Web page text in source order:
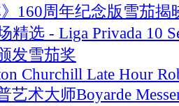
》160周年纪念版雪茄揭
精选 - Liga Privada 10
发雪茄奖
Churchill Late Hour
艺术大师Boyarde